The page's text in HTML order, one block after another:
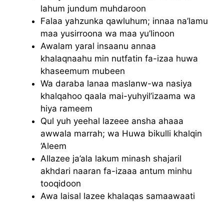
lahum jundum muhdaroon
Falaa yahzunka qawluhum; innaa na’lamu
maa yusirroona wa maa yu’linoon
Awalam yaral insaanu annaa
khalaqnaahu min nutfatin fa-izaa huwa
khaseemum mubeen
Wa daraba lanaa maslanw-wa nasiya
khalqahoo qaala mai-yuhyil’izaama wa
hiya rameem
Qul yuh yeehal lazeee ansha ahaaa
awwala marrah; wa Huwa bikulli khalqin
‘Aleem
Allazee ja’ala lakum minash shajaril
akhdari naaran fa-izaaa antum minhu
tooqidoon
Awa laisal lazee khalaqas samaawaati